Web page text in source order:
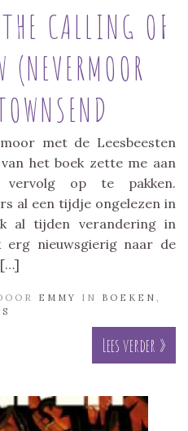
CALLING OF
(NEVERMOOR
met de Leesbeesten
het boek zette me aan
op te pakken.
al een tijdje ongelezen in
al tijden verandering in
erg nieuwsgierig naar de
[…]
EMMY IN BOEKEN
Lees verder »